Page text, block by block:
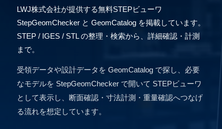
LWJ株式会社が提供する無料STEPビューワ
StepGeomChecker と GeomCatalog を掲載しています。
STEP / IGES / STL の整理・検索から、詳細確認・計測
まで。
受領データや設計データを GeomCatalog で探し、必要
なモデルを StepGeomChecker で開いて STEPビューワ
として表示し、断面確認・寸法計測・重量確認へつなげ
る流れを想定しています。